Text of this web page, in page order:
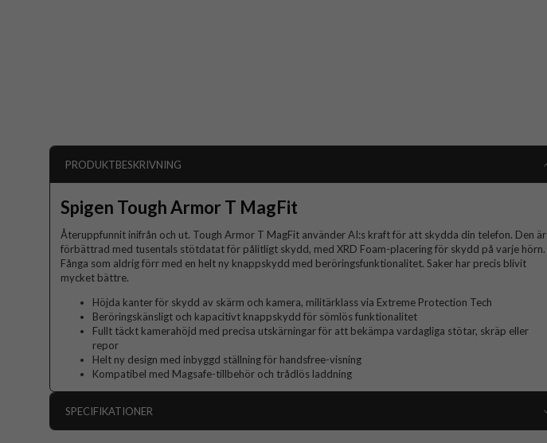
PRODUKTBESKRIVNING
Spigen Tough Armor T MagFit
Återuppfunnit inifrån och ut. Tough Armor T MagFit använder AI:s kraft för att skydda din telefon. Den är
förbättrad med tusentals stötdatat för pålitligt skydd, med XRD Foam-placering för skydd på varje hörn.
Fånga som aldrig förr med en helt ny knappskydd med beröringsfunktionalitet. Saker har precis blivit
mycket bättre.
Höjda kanter för skydd av skärm och kamera, militärklass via Extreme Protection Tech
Beröringskänsligt och kapacitivt knappskydd för sömlös funktionalitet
Fullt täckt kamerahöjd med precisa utskärningar för att bekämpa vardagliga stötar, skräp eller
repor
Helt ny design med inbyggd ställning för handsfree-visning
Kompatibel med Magsafe-tillbehör och trådlös laddning
SPECIFIKATIONER